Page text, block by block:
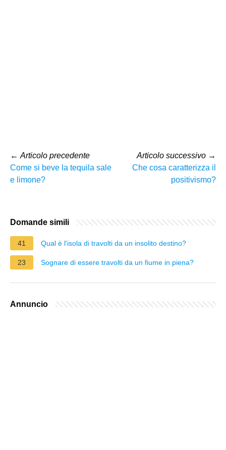
← Articolo precedente
Come si beve la tequila sale
e limone?
Articolo successivo →
Che cosa caratterizza il
positivismo?
Domande simili
41 Qual è l'isola di travolti da un insolito destino?
23 Sognare di essere travolti da un fiume in piena?
Annuncio